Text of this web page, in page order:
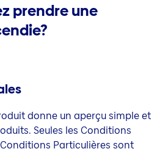
prendre une
donne un aperçu simple et
Seules les Conditions
Particulières sont